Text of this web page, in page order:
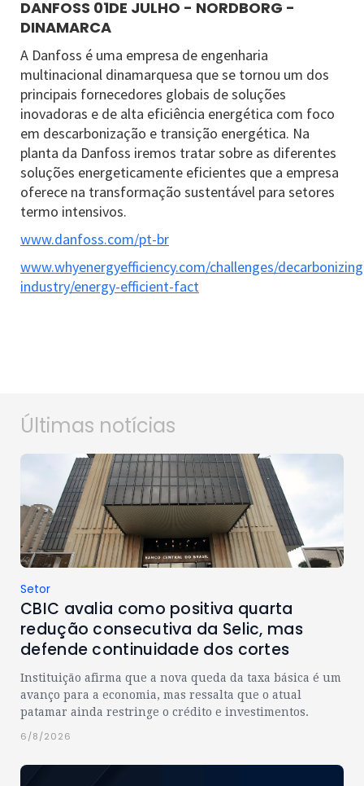
DANFOSS 01DE JULHO - NORDBORG -
DINAMARCA
A Danfoss é uma empresa de engenharia
multinacional dinamarquesa que se tornou um dos
principais fornecedores globais de soluções
inovadoras e de alta eficiência energética com foco
em descarbonização e transição energética. Na
planta da Danfoss iremos tratar sobre as diferentes
soluções energeticamente eficientes que a empresa
oferece na transformação sustentável para setores
termo intensivos.
www.danfoss.com/pt-br
www.whyenergyefficiency.com/challenges/
industry/energy-efficient-fact
Últimas notícias
Setor
CBIC avalia como positiva quarta
redução consecutiva da Selic, mas
defende continuidade dos cortes
Instituição afirma que a nova queda da taxa básica é um
avanço para a economia, mas ressalta que o atual
patamar ainda restringe o crédito e investimentos.
6/8/2026